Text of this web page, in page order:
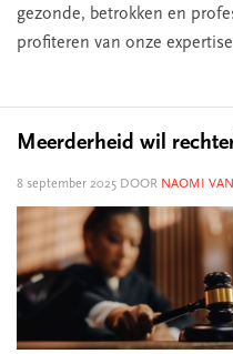
gezonde, betrokken en
profiteren van onze
Meerderheid wil
8 september 2025 DOOR NAOMI